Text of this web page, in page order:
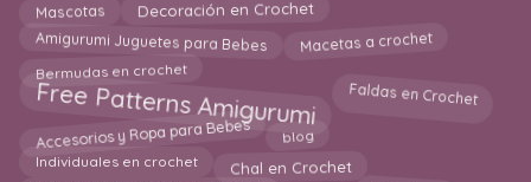
Mascotas Decoración en Crochet
Amigurumi Juguetes para Bebes Macetas a crochet
Bermudas en crochet
Free Patterns Amigurumi Faldas en Crochet
Accesorios y Ropa para Bebes blog
Individuales en crochet Chal en Crochet